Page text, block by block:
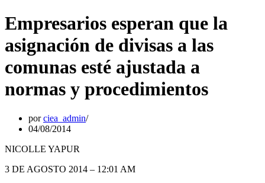
Empresarios esperan que la
asignación de divisas a las
comunas esté ajustada a
normas y procedimientos
porciea_admin
04/08/2014
NICOLLE YAPUR
3 DE AGOSTO 2014 – 12:01 AM